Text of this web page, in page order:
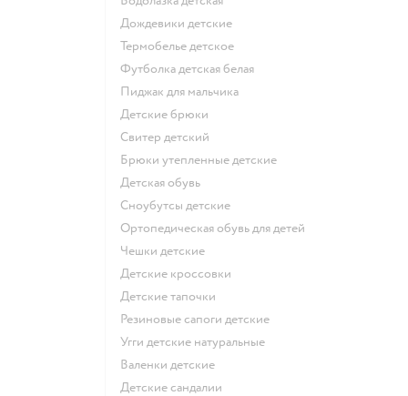
Дождевики детские
Термобелье детское
Футболка детская белая
Пиджак для мальчика
Детские брюки
Свитер детский
Брюки утепленные детские
Детская обувь
Сноубутсы детские
Ортопедическая обувь для детей
Чешки детские
Детские кроссовки
Детские тапочки
Резиновые сапоги детские
Угги детские натуральные
Валенки детские
Детские сандалии